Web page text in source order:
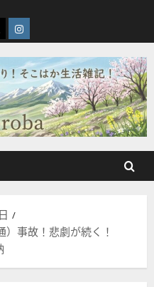
Instagram
事故！悲劇が続く！